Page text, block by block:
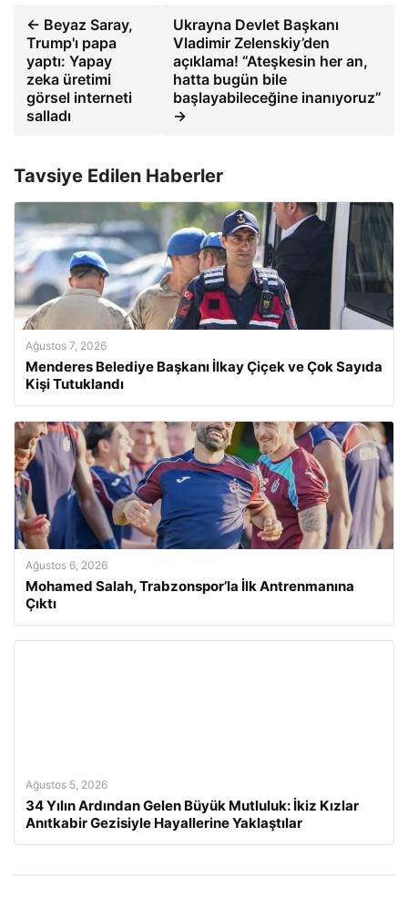
← Beyaz Saray,
Trump'ı papa
yaptı: Yapay
zeka üretimi
görsel interneti
salladı
Ukrayna Devlet Başkanı
Vladimir Zelenskiy’den
açıklama! “Ateşkesin her an,
hatta bugün bile
başlayabileceğine inanıyoruz”
→
Tavsiye Edilen Haberler
Ağustos 7, 2026
Menderes Belediye Başkanı İlkay Çiçek ve Çok Sayıda
Kişi Tutuklandı
Ağustos 6, 2026
Mohamed Salah, Trabzonspor’la İlk Antrenmanına
Çıktı
Ağustos 5, 2026
34 Yılın Ardından Gelen Büyük Mutluluk: İkiz Kızlar
Anıtkabir Gezisiyle Hayallerine Yaklaştılar